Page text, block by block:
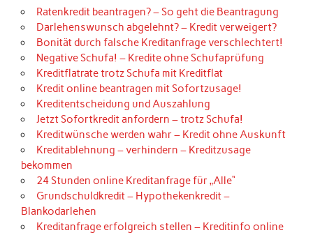
Ratenkredit beantragen? – So geht die Beantragung
Darlehenswunsch abgelehnt? – Kredit verweigert?
Bonität durch falsche Kreditanfrage verschlechtert!
Negative Schufa! – Kredite ohne Schufaprüfung
Kreditflatrate trotz Schufa mit Kreditflat
Kredit online beantragen mit Sofortzusage!
Kreditentscheidung und Auszahlung
Jetzt Sofortkredit anfordern – trotz Schufa!
Kreditwünsche werden wahr – Kredit ohne Auskunft
Kreditablehnung – verhindern – Kreditzusage
bekommen
24 Stunden online Kreditanfrage für „Alle“
Grundschuldkredit – Hypothekenkredit –
Blankodarlehen
Kreditanfrage erfolgreich stellen – Kreditinfo online